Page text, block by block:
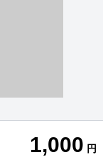
1,000 円